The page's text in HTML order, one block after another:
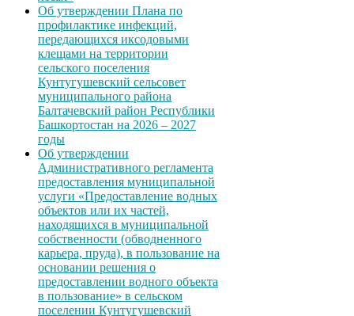
Об утверждении Плана по
профилактике инфекций,
передающихся иксодовыми
клещами на территории
сельского поселения
Кунтугушевский сельсовет
муниципального района
Балтачевский район Республики
Башкортостан на 2026 – 2027
годы
Об утверждении
Административного регламента
предоставления муниципальной
услуги «Предоставление водных
объектов или их частей,
находящихся в муниципальной
собственности (обводненного
карьера, пруда), в пользование на
основании решения о
предоставлении водного объекта
в пользование» в сельском
поселении Кунтугушевский